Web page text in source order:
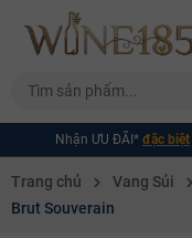
Nhận ƯU ĐÃI* đặc biệt
Trang chủ Vang Sủi
Brut Souverain